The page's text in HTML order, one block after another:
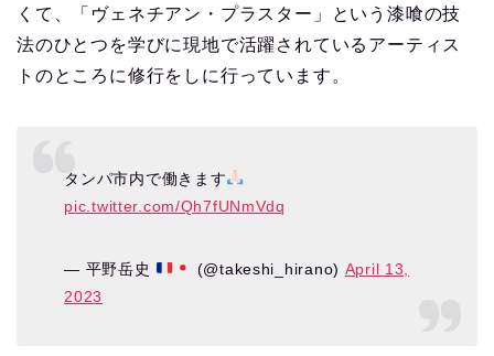
くて、「ヴェネチアン・プラスター」という漆喰の技
法のひとつを学びに現地で活躍されているアーティス
トのところに修行をしに行っています。
タンパ市内で働きます
pic.twitter.com/Qh7fUNmVdq
— 平野岳史 (@takeshi_hirano) April 13,
2023